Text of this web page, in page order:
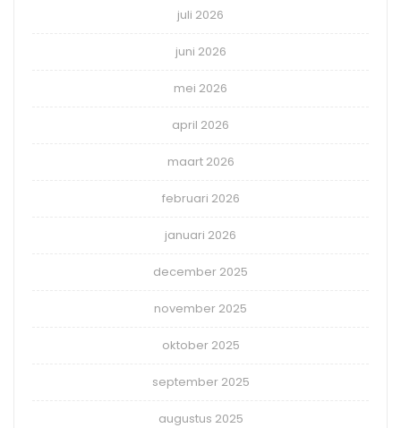
juli 2026
juni 2026
mei 2026
april 2026
maart 2026
februari 2026
januari 2026
december 2025
november 2025
oktober 2025
september 2025
augustus 2025